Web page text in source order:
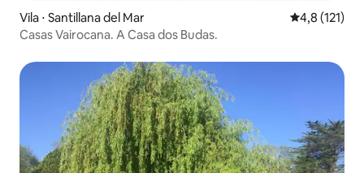
Vila ⋅ Santillana del Mar 4,8 de uma
4,8 (121)
Casas Vairocana. A Casa dos Budas.